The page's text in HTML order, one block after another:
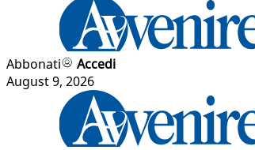
Abbonati
Accedi
August 9, 2026